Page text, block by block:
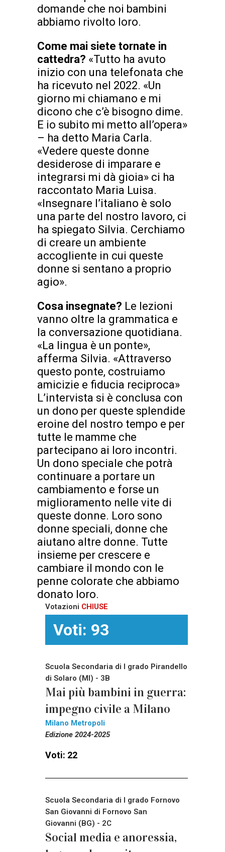
domande che noi bambini
abbiamo rivolto loro.
Come mai siete tornate in
cattedra? «Tutto ha avuto
inizio con una telefonata che
ha ricevuto nel 2022. «Un
giorno mi chiamano e mi
dicono che c’è bisogno dime.
E io subito mi metto all’opera»
– ha detto Maria Carla.
«Vedere queste donne
desiderose di imparare e
integrarsi mi dà gioia» ci ha
raccontato Maria Luisa.
«Insegnare l’italiano è solo
una parte del nostro lavoro, ci
ha spiegato Silvia. Cerchiamo
di creare un ambiente
accogliente in cui queste
donne si sentano a proprio
agio».
Cosa insegnate? Le lezioni
vanno oltre la grammatica e
la conversazione quotidiana.
«La lingua è un ponte»,
afferma Silvia. «Attraverso
questo ponte, costruiamo
amicizie e fiducia reciproca»
L’intervista si è conclusa con
un dono per queste splendide
eroine del nostro tempo e per
tutte le mamme che
partecipano ai loro incontri.
Un dono speciale che potrà
continuare a portare un
cambiamento e forse un
miglioramento nelle vite di
queste donne. Loro sono
donne speciali, donne che
aiutano altre donne. Tutte
insieme per crescere e
cambiare il mondo con le
penne colorate che abbiamo
donato loro.
Votazioni CHIUSE
Voti: 93
Scuola Secondaria di I grado Pirandello
di Solaro (MI) - 3B
Mai più bambini in guerra:
impegno civile a Milano
Milano Metropoli
Edizione 2024-2025
Voti: 22
Scuola Secondaria di I grado Fornovo
San Giovanni di Fornovo San
Giovanni (BG) - 2C
Social media e anoressia,